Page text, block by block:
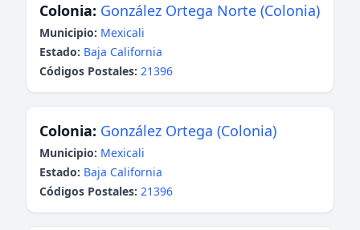
Colonia: González Ortega Norte (Colonia)
Municipio: Mexicali
Estado: Baja California
Códigos Postales: 21396
Colonia: González Ortega (Colonia)
Municipio: Mexicali
Estado: Baja California
Códigos Postales: 21396